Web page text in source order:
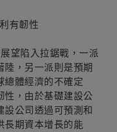
有韌性
望陷入拉鋸戰，一派
陸，另一派則是預期
總體經濟的不確定
性，由於基礎建設公
設公司透過可預測和
長期資本增長的能